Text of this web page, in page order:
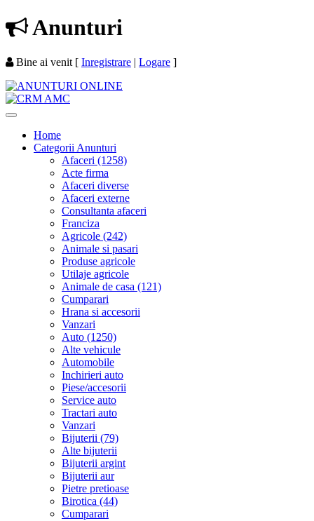
Anunturi
Bine ai venit [ Inregistrare | Logare ]
Home
Categorii Anunturi
Afaceri (1258)
Acte firma
Afaceri diverse
Afaceri externe
Consultanta afaceri
Franciza
Agricole (242)
Animale si pasari
Produse agricole
Utilaje agricole
Animale de casa (121)
Cumparari
Hrana si accesorii
Vanzari
Auto (1250)
Alte vehicule
Automobile
Inchirieri auto
Piese/accesorii
Service auto
Tractari auto
Vanzari
Bijuterii (79)
Alte bijuterii
Bijuterii argint
Bijuterii aur
Pietre pretioase
Birotica (44)
Cumparari